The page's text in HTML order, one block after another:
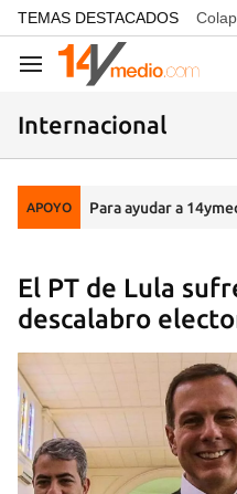
common.go-to-content
TEMAS DESTACADOS
Navegación
Internacional
APOYO Para ayudar a
El PT de Lula
descalabro